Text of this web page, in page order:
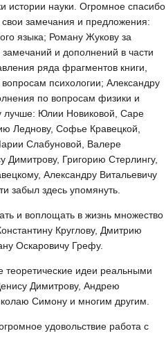
истории науки. Огромное спасибо
свои замечания и предложения:
языка; Роману Жукову за
и дополнений в части
ряда фрагментов книги,
психологии; Александру
по вопросам физики и
лучше: Юлии Новиковой, Саре
Леднову, Софье Кравецкой,
Слабуновой, Валере
Григорию Стерлингу,
Александру Витальевичу
забыл здесь упомянуть.
и воплощать в жизнь множество
Круглову, Дмитрию
Оскаровичу Грефу.
теоретические идеи реальными
Димитрову, Андрею
Симону и многим другим.
удовольствие работа с